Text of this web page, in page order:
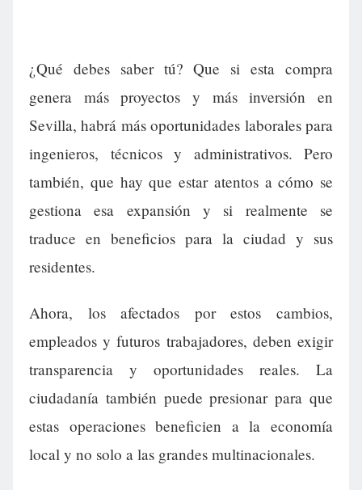
¿Qué debes saber tú? Que si esta compra
genera más proyectos y más inversión en
Sevilla, habrá más oportunidades laborales para
ingenieros, técnicos y administrativos. Pero
también, que hay que estar atentos a cómo se
gestiona esa expansión y si realmente se
traduce en beneficios para la ciudad y sus
residentes.
Ahora, los afectados por estos cambios,
empleados y futuros trabajadores, deben exigir
transparencia y oportunidades reales. La
ciudadanía también puede presionar para que
estas operaciones beneficien a la economía
local y no solo a las grandes multinacionales.